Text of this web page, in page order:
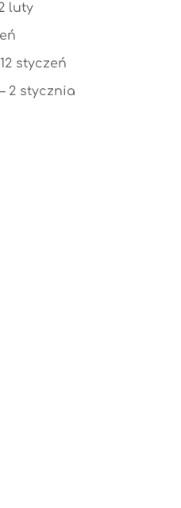
luty
styczeń
2 stycznia